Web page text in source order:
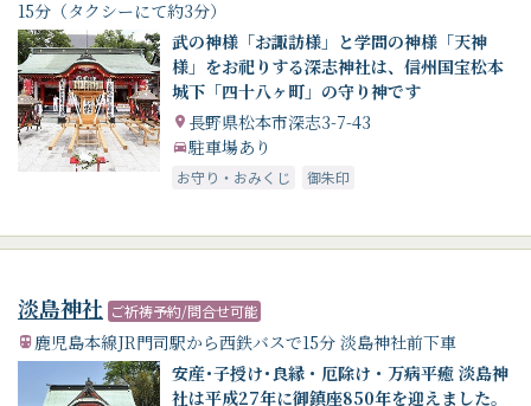
15分（タクシーにて約3分）
武の神様「お諏訪様」と学問の神様「天神
様」をお祀りする深志神社は、信州国宝松本
城下「四十八ヶ町」の守り神です
長野県松本市深志3-7-43
駐車場あり
お守り・おみくじ 御朱印
淡島神社 ご祈祷予約/問合せ可能
鹿児島本線JR門司駅から西鉄バスで15分 淡島神社前下車
安産･子授け･良縁・厄除け・万病平癒 淡島神
社は平成27年に御鎮座850年を迎えました。